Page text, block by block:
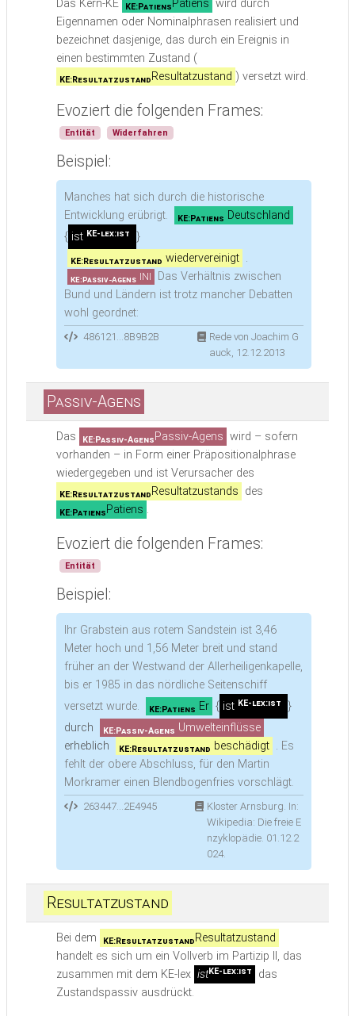
Das Kern-KE KE:Patiens Patiens wird durch
Eigennamen oder Nominalphrasen realisiert und
bezeichnet dasjenige, das durch ein Ereignis in
einen bestimmten Zustand (
KE:Resultatzustand Resultatzustand ) versetzt wird.
Evoziert die folgenden Frames:
Entität Widerfahren
Beispiel:
Manches hat sich durch die historische
Entwicklung erübrigt.
KE:Patiens Deutschland
{ ist KE-lex:ist }
KE:Resultatzustand wiedervereinigt .
KE:Passiv-Agens INI
Das Verhältnis zwischen
Bund und Ländern ist trotz mancher Debatten
wohl geordnet:
486121...8B9B2B
Rede von Joachim G
auck, 12.12.2013
Passiv-Agens
Das KE:Passiv-Agens Passiv-Agens wird – sofern
vorhanden – in Form einer Präpositionalphrase
wiedergegeben und ist Verursacher des
KE:Resultatzustand Resultatzustands des
KE:Patiens Patiens .
Evoziert die folgenden Frames:
Entität
Beispiel:
Ihr Grabstein aus rotem Sandstein ist 3,46
Meter hoch und 1,56 Meter breit und stand
früher an der Westwand der Allerheiligenkapelle,
bis er 1985 in das nördliche Seitenschiff
versetzt wurde.
KE:Patiens Er { ist KE-lex:ist
}
durch
KE:Passiv-Agens Umwelteinflüsse
erheblich
KE:Resultatzustand beschädigt . Es
fehlt der obere Abschluss, für den Martin
Morkramer einen Blendbogenfries vorschlägt.
263447...2E4945
Kloster Arnsburg. In:
Wikipedia: Die freie E
nzyklopädie. 01.12.2
024.
Resultatzustand
Bei dem KE:Resultatzustand Resultatzustand
handelt es sich um ein Vollverb im Partizip II, das
zusammen mit dem KE-lex istKE-lex:ist
das
Zustandspassiv ausdrückt.